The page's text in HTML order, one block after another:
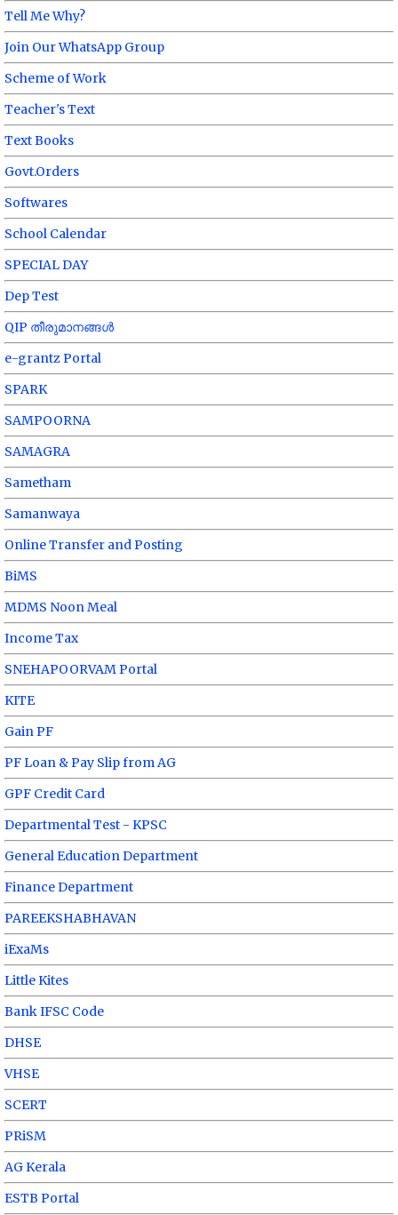
Tell Me Why?
Join Our WhatsApp Group
Scheme of Work
Teacher's Text
Text Books
Govt.Orders
Softwares
School Calendar
SPECIAL DAY
Dep Test
QIP തീരുമാനങ്ങൾ
e-grantz Portal
SPARK
SAMPOORNA
SAMAGRA
Sametham
Samanwaya
Online Transfer and Posting
BiMS
MDMS Noon Meal
Income Tax
SNEHAPOORVAM Portal
KITE
Gain PF
PF Loan & Pay Slip from AG
GPF Credit Card
Departmental Test - KPSC
General Education Department
Finance Department
PAREEKSHABHAVAN
iExaMs
Little Kites
Bank IFSC Code
DHSE
VHSE
SCERT
PRiSM
AG Kerala
ESTB Portal